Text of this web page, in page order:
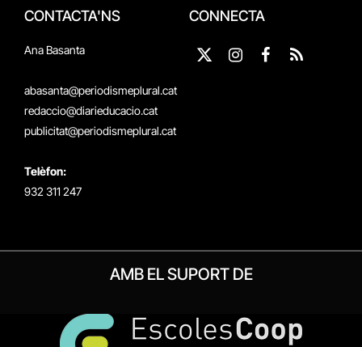
CONTACTA'NS
Ana Basanta
abasanta@periodismeplural.cat
redaccio@diarieducacio.cat
publicitat@periodismeplural.cat
Telèfon:
932 311 247
CONNECTA
X
Instagram
Facebook
RSS
AMB EL SUPORT DE